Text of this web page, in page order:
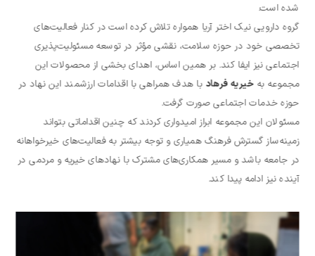
شده است.
گروه دارویی نیک اختر آریا همواره تلاش کرده است در کنار فعالیت‌های
تخصصی خود در حوزه سلامت، نقشی مؤثر در توسعه مسئولیت‌پذیری
اجتماعی نیز ایفا کند. بر همین اساس، اهدای بخشی از محصولات این
مجموعه بهخیریه فرهاد با هدف همراهی با اقدامات ارزشمند این نهاد در
حوزه خدمات اجتماعی صورت گرفت.
مسئولان این مجموعه ابراز امیدواری کردند که چنین اقداماتی بتواند
زمینه‌ساز گسترش فرهنگ همیاری و توجه بیشتر به فعالیت‌های خیرخواهانه
در جامعه باشد و مسیر همکاری‌های مشترک با نهادهای خیریه و مردمی در
آینده نیز ادامه پیدا کند.